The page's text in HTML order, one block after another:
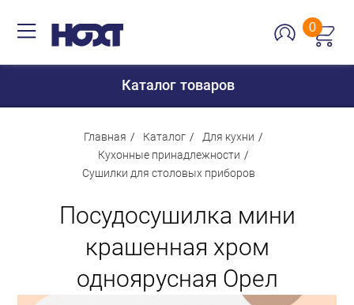
0
Каталог товаров
Для кухни
Для детей
Главная Каталог
Для кухни
Кухонные принадлежности
Сушилки для столовых приборов
Посудосушилка мини
крашенная хром
одноярусная Орел